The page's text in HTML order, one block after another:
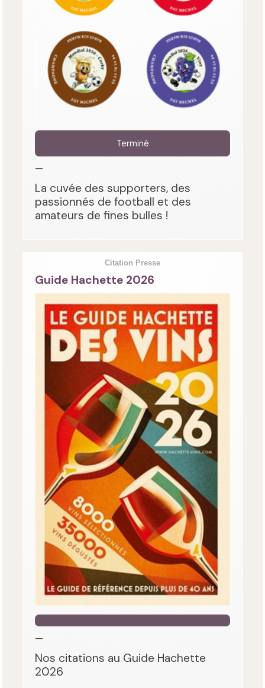
Terminé
—
La cuvée des supporters, des
passionnés de football et des
amateurs de fines bulles !
Citation Presse
Guide Hachette 2026
—
Nos citations au Guide Hachette
2026